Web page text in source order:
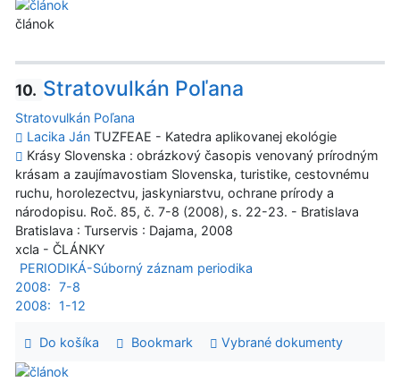
článok
10. Stratovulkán Poľana
Stratovulkán Poľana
Lacika Ján TUZFEAE - Katedra aplikovanej ekológie
Krásy Slovenska : obrázkový časopis venovaný prírodným
krásam a zaujímavostiam Slovenska, turistike, cestovnému
ruchu, horolezectvu, jaskyniarstvu, ochrane prírody a
národopisu. Roč. 85, č. 7-8 (2008), s. 22-23. - Bratislava
Bratislava : Turservis : Dajama, 2008
xcla - ČLÁNKY
PERIODIKÁ-Súborný záznam periodika
2008: 7-8
2008:
1-12
Do košíka Bookmark Vybrané dokumenty